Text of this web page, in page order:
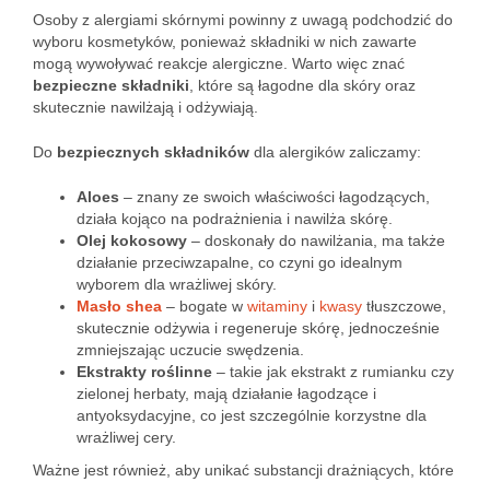
Osoby z alergiami skórnymi powinny z uwagą podchodzić do
wyboru kosmetyków, ponieważ składniki w nich zawarte
mogą wywoływać reakcje alergiczne. Warto więc znać
bezpieczne składniki , które są łagodne dla skóry oraz
skutecznie nawilżają i odżywiają.
Do bezpiecznych składników dla alergików zaliczamy:
Aloes – znany ze swoich właściwości łagodzących,
działa kojąco na podrażnienia i nawilża skórę.
Olej kokosowy – doskonały do nawilżania, ma także
działanie przeciwzapalne, co czyni go idealnym
wyborem dla wrażliwej skóry.
Masło shea – bogate w witaminy i kwasy tłuszczowe,
skutecznie odżywia i regeneruje skórę, jednocześnie
zmniejszając uczucie swędzenia.
Ekstrakty roślinne – takie jak ekstrakt z rumianku czy
zielonej herbaty, mają działanie łagodzące i
antyoksydacyjne, co jest szczególnie korzystne dla
wrażliwej cery.
Ważne jest również, aby unikać substancji drażniących, które